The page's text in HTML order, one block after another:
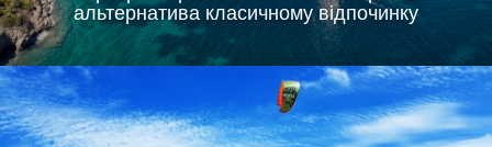
альтернатива класичному відпочинку